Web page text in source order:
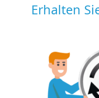
Erhalten